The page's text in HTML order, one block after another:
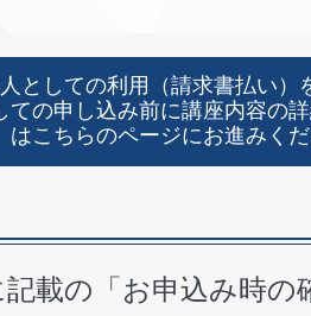
人としての利用（請求書払い）
ての申し込み前に講座内容の
はこちらのページにお進みくだ
載の「お申込み時の